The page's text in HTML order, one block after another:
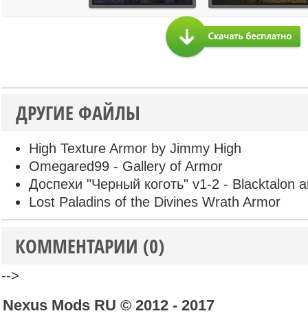
ДРУГИЕ ФАЙЛЫ
High Texture Armor by Jimmy High
Omegared99 - Gallery of Armor
Доспехи "Черный коготь" v1-2 - Blacktalon
Lost Paladins of the Divines Wrath Armor
КОММЕНТАРИИ (0)
-->
Nexus Mods RU © 2012 - 2017